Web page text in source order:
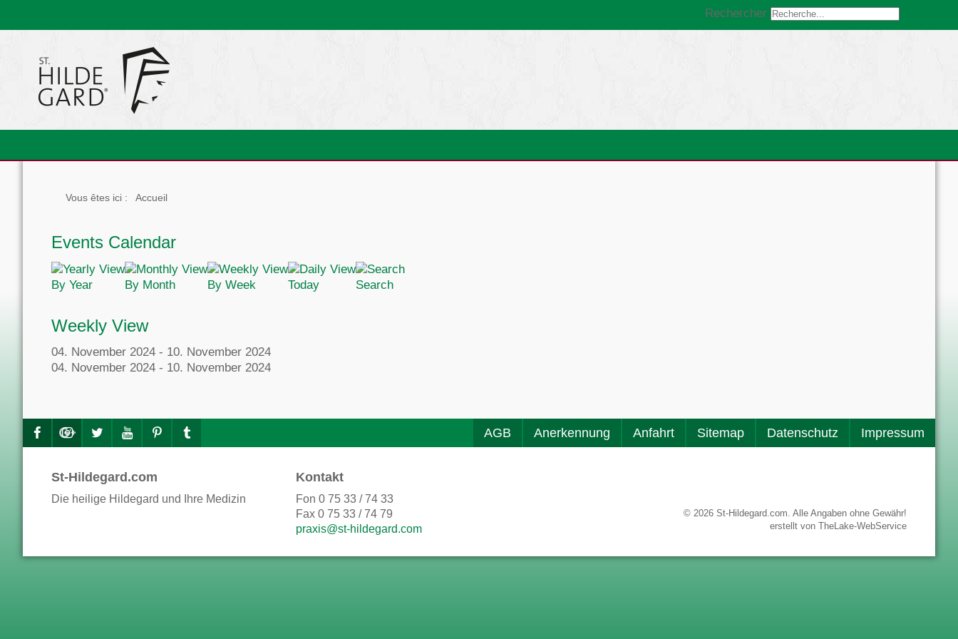
Rechercher
Vous êtes ici : Accueil
Events Calendar
By Year By Month By Week Today Search
Weekly View
04. November 2024 - 10. November 2024
04. November 2024 - 10. November 2024
AGB Anerkennung Anfahrt Sitemap Datenschutz Impressum
St-Hildegard.com
Die heilige Hildegard und Ihre Medizin
Kontakt
Fon 0 75 33 / 74 33
Fax 0 75 33 / 74 79
praxis@st-hildegard.com
© 2026 St-Hildegard.com. Alle Angaben ohne Gewähr!
erstellt von TheLake-WebService